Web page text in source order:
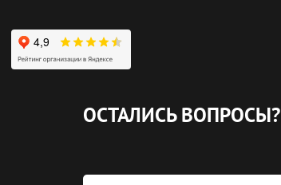
ОСТАЛИСЬ ВОПРОСЫ?